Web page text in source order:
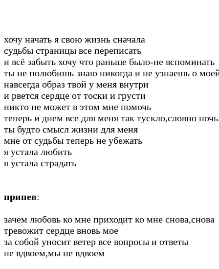
хочу начать я свою жизнь сначала
судьбы страницы все переписать
и всё забыть хочу что раньше было-не вспоминать
ты не полюбишь знаю никогда и не узнаешь о
навсегда образ твой у меня внутри
и рвется сердце от тоски и грусти
никто не может в этом мне помочь
теперь и днем все для меня так тускло,словно
ты будто смысл жизни для меня
мне от судьбы теперь не убежать
я устала любить
я устала страдать
припев:
зачем любовь ко мне приходит ко мне снова,снова
тревожит сердце вновь мое
за собой уносит ветер все вопросы и ответы
не вдвоем,мы не вдвоем